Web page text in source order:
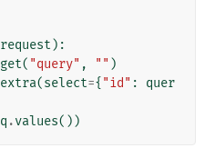
request ):
get( "query" , "" )
extra(select={ "id" :
quer
q .values())